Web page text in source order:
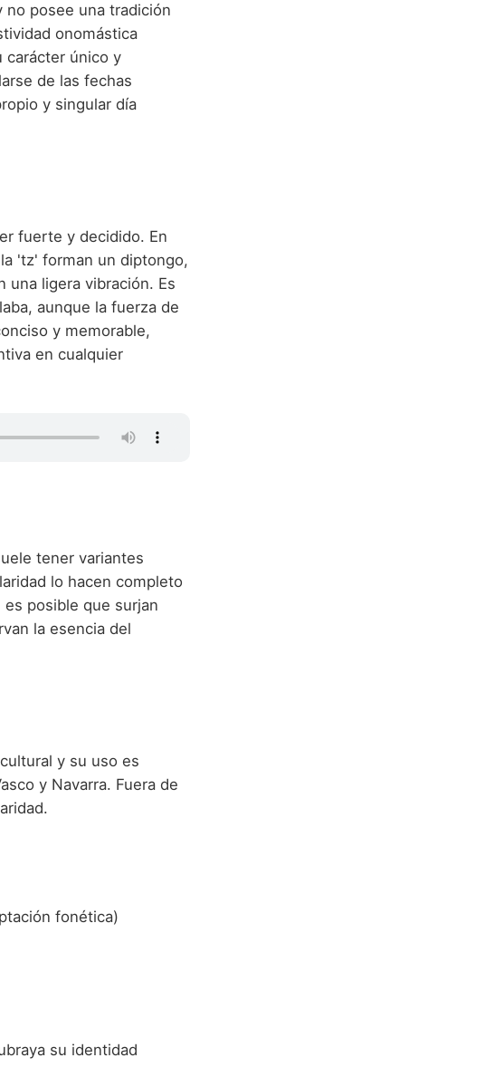
no posee una tradición
onomástica
carácter único y
de las fechas
y singular día
fuerte y decidido. En
'tz' forman un diptongo,
una ligera vibración. Es
aunque la fuerza de
y memorable,
en cualquier
tener variantes
lo hacen completo
posible que surjan
la esencia del
y su uso es
y Navarra. Fuera de
fonética)
su identidad